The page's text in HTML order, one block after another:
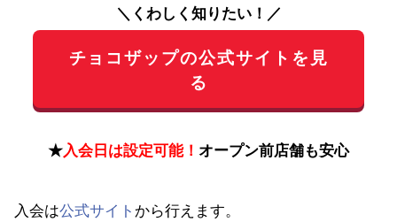
＼くわしく知りたい！／
チョコザップの公式サイトを見
る
★入会日は設定可能！ オープン前店舗も安心
入会は公式サイト から行えます。